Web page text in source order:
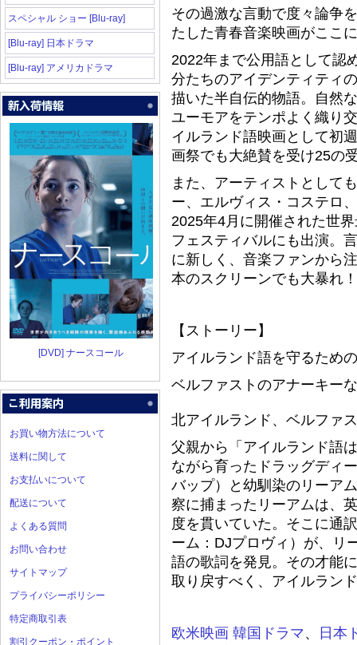
スペシャル ショー [Blu-ray]
[Blu-ray] 日本ドラマ
[Blu-ray] アメリカドラマ
[DVD] ナースコール
お買い物方法について
送料に関して
お支払いについて
配送について
よくある質問
お問い合わせ
サイトマップ
プライバシーポリシー
特定商取引表
割引クーポン・ポイント
その過激な言動で度々論争
たした青春音楽映画がここ
2022年まで公用語として認
分たちのアイデンティティ
描いた半自伝的物語。自然
ユーモアをテンポよく織り
イルランド語映画として初
画祭でも大絶賛を受け25の
また、アーティストとして
ー、エルヴィス・コステロ
2025年4月に開催された世
フェスティバルにも出演。
に新しく、音楽ファンから
本のスクリーンでも大暴れ！
【ストーリー】
アイルランド語を守るため
ベルファストのアナーキー
北アイルランド、ベルファ
父親から「アイルランド語
ながら育ったドラッグディ
バップ）と幼馴染のリーア
察に捕まったリーアムは、
度を貫いていた。そこに通
ーム：DJプロヴィ）が、リ
語の歌詞を発見。その才能
取り戻すべく、アイルラン
欧米映画 韓国ドラマ、
日本